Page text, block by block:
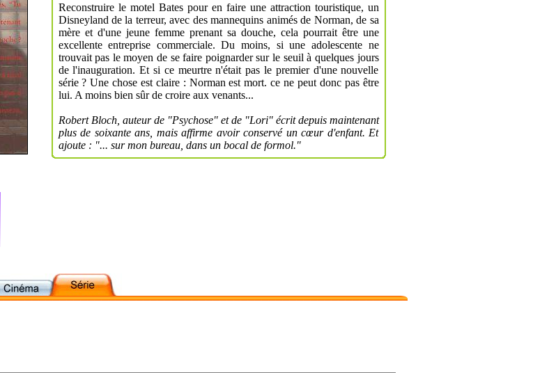
Reconstruire le motel Bates pour en faire une attraction touristique, un
Disneyland de la terreur, avec des mannequins animés de Norman, de sa
mère et d'une jeune femme prenant sa douche, cela pourrait être une
excellente entreprise commerciale. Du moins, si une adolescente ne
trouvait pas le moyen de se faire poignarder sur le seuil à quelques jours
de l'inauguration. Et si ce meurtre n'était pas le premier d'une nouvelle
série ? Une chose est claire : Norman est mort. ce ne peut donc pas être
lui. A moins bien sûr de croire aux venants...
Robert Bloch, auteur de "Psychose" et de "Lori" écrit depuis maintenant
plus de soixante ans, mais affirme avoir conservé un cœur d'enfant. Et
ajoute : "... sur mon bureau, dans un bocal de formol."